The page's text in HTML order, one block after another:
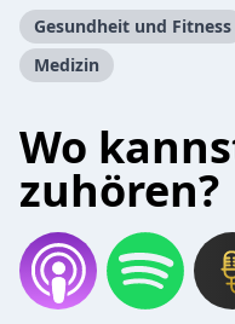
Gesundheit und Fitness
Medizin
Wo
zuhören?